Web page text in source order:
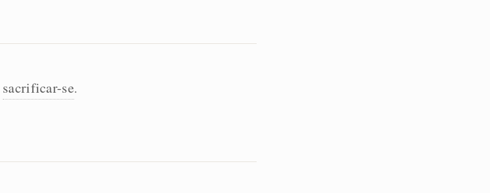
sacrificar-se.